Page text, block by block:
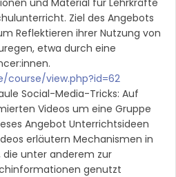
Ziel des Angebots
Reflektieren ihrer Nutzung von
etwa durch eine
course/view.php?id=62
Social-Media-Tricks: Auf
Videos um eine Gruppe
Angebot Unterrichtsideen
erläutern Mechanismen in
die unter anderem zur
genutzt